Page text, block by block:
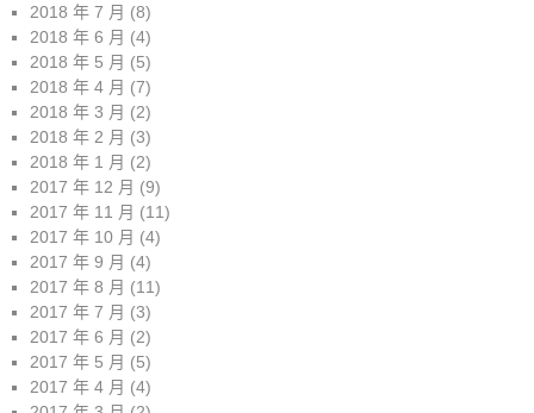
2018 年 7 月 (8)
2018 年 6 月 (4)
2018 年 5 月 (5)
2018 年 4 月 (7)
2018 年 3 月 (2)
2018 年 2 月 (3)
2018 年 1 月 (2)
2017 年 12 月 (9)
2017 年 11 月 (11)
2017 年 10 月 (4)
2017 年 9 月 (4)
2017 年 8 月 (11)
2017 年 7 月 (3)
2017 年 6 月 (2)
2017 年 5 月 (5)
2017 年 4 月 (4)